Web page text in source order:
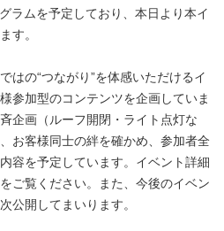
ラムを予定しており、本日より本イ
す。
はの“つながり”を体感いただけるイ
参加型のコンテンツを企画していま
企画（ルーフ開閉・ライト点灯な
お客様同士の絆を確かめ、参加者全
容を予定しています。イベント詳細
ご覧ください。また、今後のイベン
公開してまいります。